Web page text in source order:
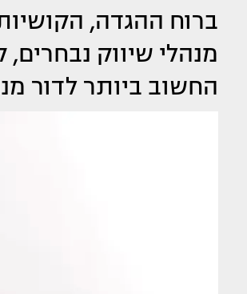
ברוח ההגדה,
מנהלי שיווק
החשוב ביותר לדור